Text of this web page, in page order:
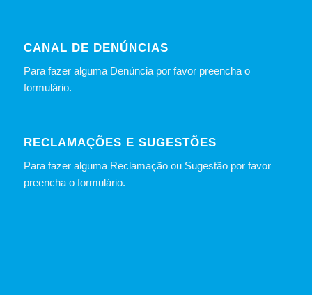
CANAL DE DENÚNCIAS
Para fazer alguma Denúncia por favor preencha o
formulário.
RECLAMAÇÕES E SUGESTÕES
Para fazer alguma Reclamação ou Sugestão por favor
preencha o formulário.